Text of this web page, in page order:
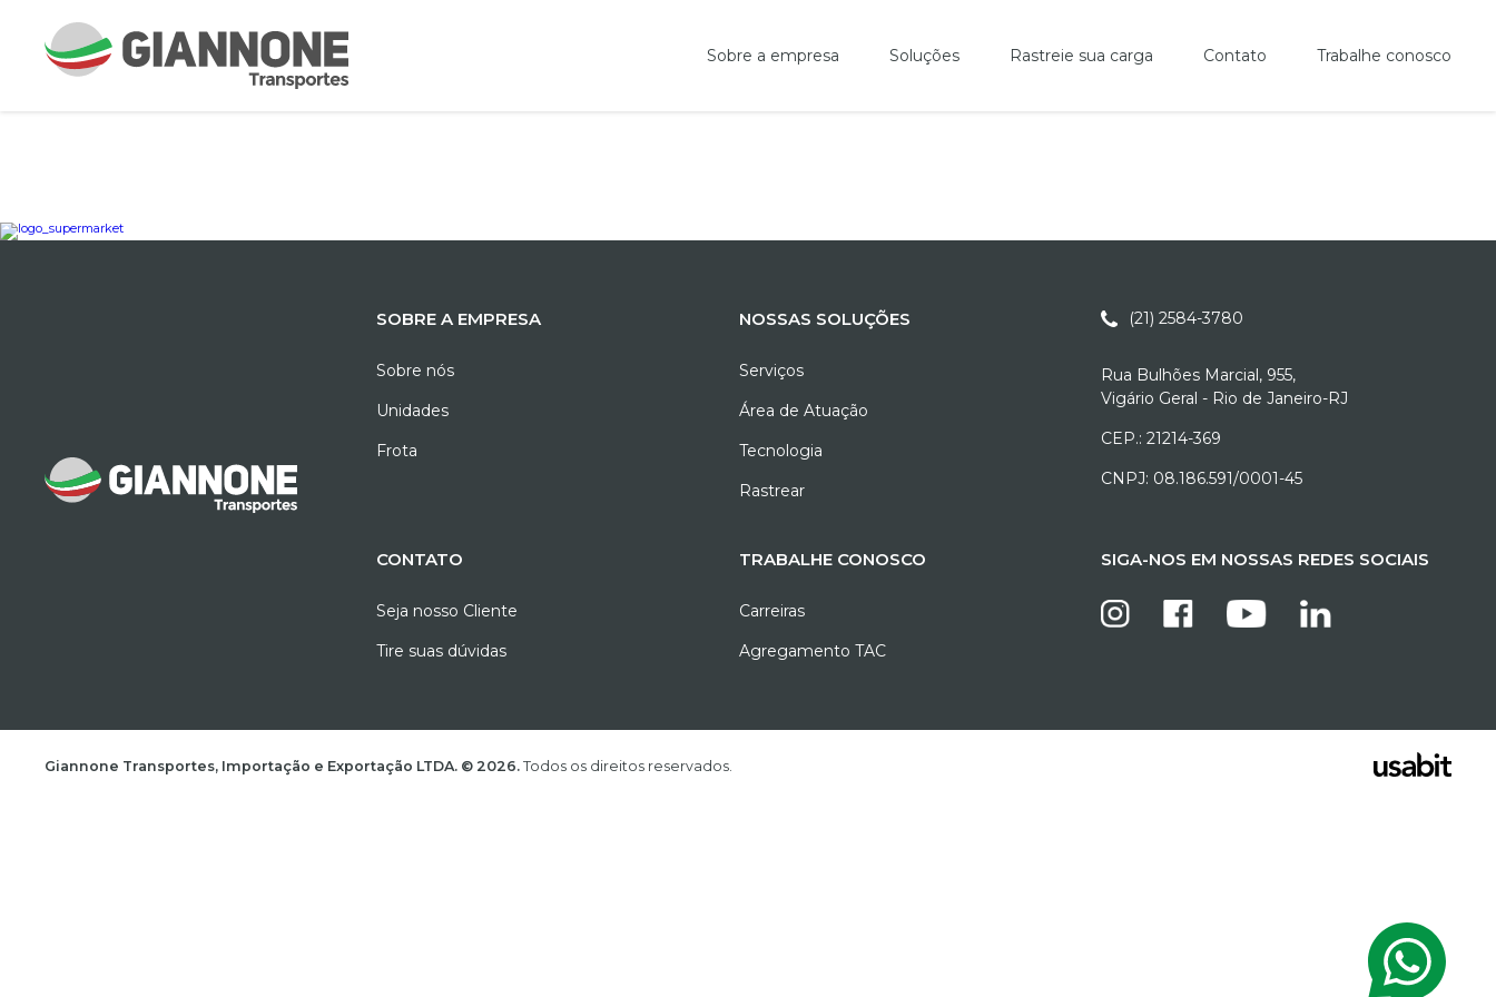
Sobre a empresa Soluções Rastreie sua carga Contato Trabalhe conosco
SOBRE A EMPRESA
Sobre nós
Unidades
Frota
NOSSAS SOLUÇÕES
Serviços
Área de Atuação
Tecnologia
Rastrear
(21) 2584-3780
Rua Bulhões Marcial, 955,
Vigário Geral - Rio de Janeiro-RJ
CEP.: 21214-369
CNPJ: 08.186.591/0001-45
CONTATO
Seja nosso Cliente
Tire suas dúvidas
TRABALHE CONOSCO
Carreiras
Agregamento TAC
SIGA-NOS EM NOSSAS REDES SOCIAIS